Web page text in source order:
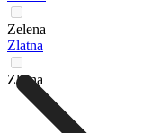
Zelena
Zlatna
Zlatna